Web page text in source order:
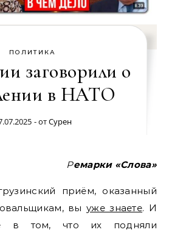
ПОЛИТИКА
заговорили о
в НАТО
- отСурен
Ремарки «Слова»
приём, оказанный
выуже знаете. И
в том, что их подняли